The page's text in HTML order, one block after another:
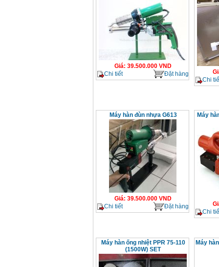
Giá: 39.500.000 VND
Chi tiết
Đặt hàng
Chi
Máy hàn đùn nhựa G613
Giá: 39.500.000 VND
Chi tiết
Đặt hàng
Máy
Chi
Máy hàn ống nhiệt PPR 75-110
(1500W) SET
Máy